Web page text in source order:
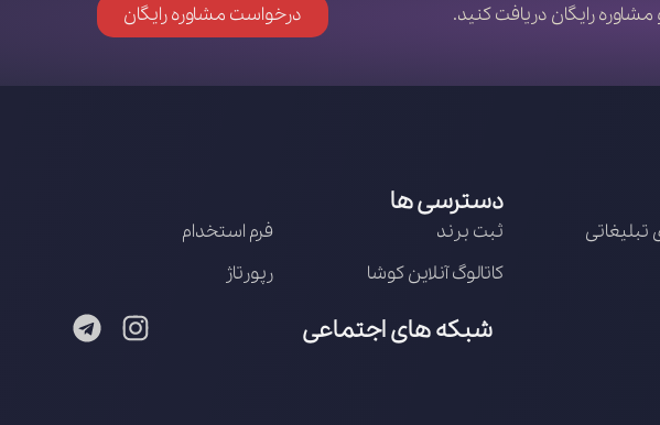
رایگان دریافت کنید. درخواست مشاوره رایگان
تبلیغاتی
دسترسی ها
ثبت برند
کاتالوگ آنلاین کوشا
فرم استخدام
رپورتاژ
شبکه های اجتماعی